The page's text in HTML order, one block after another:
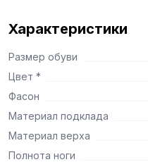
Характеристики
Размер обуви
Цвет *
Фасон
Материал подклада
Материал верха
Полнота ноги